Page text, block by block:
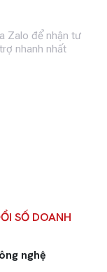
Zalo để nhận tư
nhanh nhất
SỐ DOANH
nghệ